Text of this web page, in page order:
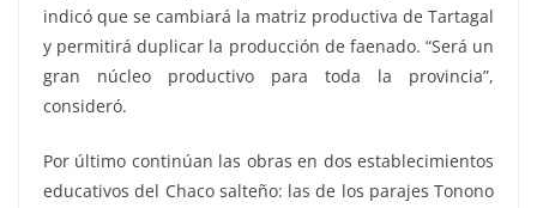
indicó que se cambiará la matriz productiva de Tartagal
y permitirá duplicar la producción de faenado. “Será un
gran núcleo productivo para toda la provincia”,
consideró.
Por último continúan las obras en dos establecimientos
educativos del Chaco salteño: las de los parajes Tonono